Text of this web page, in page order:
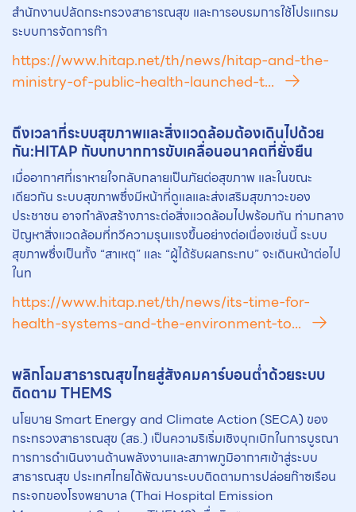
สำนักงานปลัดกระทรวงสาธารณสุข และการอบรมการใช้โปรแกรม
ระบบการจัดการก๊า
https://www.hitap.net/th/news/hitap-and-the-
ministry-of-public-health-launched-t...
ถึงเวลาที่ระบบสุขภาพและสิ่งแวดล้อมต้องเดินไปด้วย
กัน:HITAP กับบทบาทการขับเคลื่อนอนาคตที่ยั่งยืน
เมื่ออากาศที่เราหายใจกลับกลายเป็นภัยต่อสุขภาพ และในขณะ
เดียวกัน ระบบสุขภาพซึ่งมีหน้าที่ดูแลและส่งเสริมสุขภาวะของ
ประชาชน อาจกำลังสร้างภาระต่อสิ่งแวดล้อมไปพร้อมกัน ท่ามกลาง
ปัญหาสิ่งแวดล้อมที่ทวีความรุนแรงขึ้นอย่างต่อเนื่องเช่นนี้ ระบบ
สุขภาพซึ่งเป็นทั้ง “สาเหตุ” และ “ผู้ได้รับผลกระทบ” จะเดินหน้าต่อไป
ในท
https://www.hitap.net/th/news/its-time-for-
health-systems-and-the-environment-to...
พลิกโฉมสาธารณสุขไทยสู่สังคมคาร์บอนต่ำด้วยระบบ
ติดตาม THEMS
นโยบาย Smart Energy and Climate Action (SECA) ของ
กระทรวงสาธารณสุข (สธ.) เป็นความริเริ่มเชิงบุกเบิกในการบูรณา
การการดำเนินงานด้านพลังงานและสภาพภูมิอากาศเข้าสู่ระบบ
สาธารณสุข ประเทศไทยได้พัฒนาระบบติดตามการปล่อยก๊าซเรือน
กระจกของโรงพยาบาล (Thai Hospital Emission